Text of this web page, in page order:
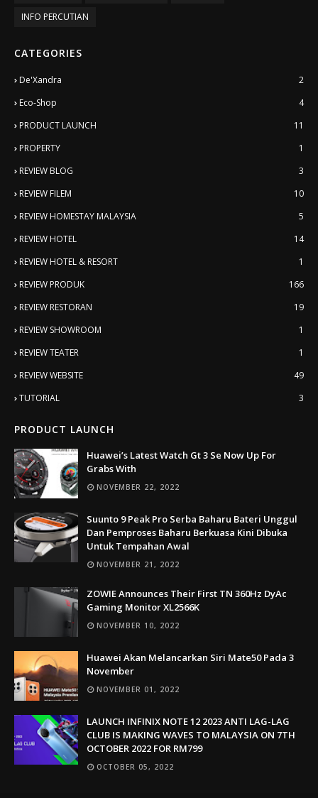
INFO PERCUTIAN
CATEGORIES
De'Xandra
2
Eco-Shop
4
PRODUCT LAUNCH
11
PROPERTY
1
REVIEW BLOG
3
REVIEW FILEM
10
REVIEW HOMESTAY MALAYSIA
5
REVIEW HOTEL
14
REVIEW HOTEL & RESORT
1
REVIEW PRODUK
166
REVIEW RESTORAN
19
REVIEW SHOWROOM
1
REVIEW TEATER
1
REVIEW WEBSITE
49
TUTORIAL
3
PRODUCT LAUNCH
Huawei’s Latest Watch Gt 3 Se Now Up For
Grabs With
NOVEMBER 22, 2022
Suunto 9 Peak Pro Serba Baharu Bateri Unggul
Dan Pemproses Baharu Berkuasa Kini Dibuka
Untuk Tempahan Awal
NOVEMBER 21, 2022
ZOWIE Announces Their First TN 360Hz DyAc
Gaming Monitor XL2566K
NOVEMBER 10, 2022
Huawei Akan Melancarkan Siri Mate50 Pada 3
November
NOVEMBER 01, 2022
LAUNCH INFINIX NOTE 12 2023 ANTI LAG-LAG
CLUB IS MAKING WAVES TO MALAYSIA ON 7TH
OCTOBER 2022 FOR RM799
OCTOBER 05, 2022